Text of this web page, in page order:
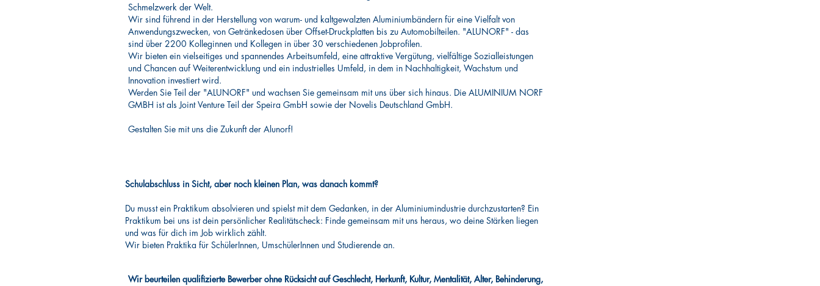
Schmelzwerk der Welt.
Wir sind führend in der Herstellung von warum- und kaltgewalzten Aluminiumbändern für eine Vielfalt von
Anwendungszwecken, von Getränkedosen über Offset-Druckplatten bis zu Automobilteilen. "ALUNORF" - das
sind über 2200 Kolleginnen und Kollegen in über 30 verschiedenen Jobprofilen.
Wir bieten ein vielseitiges und spannendes Arbeitsumfeld, eine attraktive Vergütung, vielfältige Sozialleistungen
und Chancen auf Weiterentwicklung und ein industrielles Umfeld, in dem in Nachhaltigkeit, Wachstum und
Innovation investiert wird.
Werden Sie Teil der "ALUNORF" und wachsen Sie gemeinsam mit uns über sich hinaus. Die ALUMINIUM NORF
GMBH ist als Joint Venture Teil der Speira GmbH sowie der Novelis Deutschland GmbH.
Gestalten Sie mit uns die Zukunft der Alunorf!
Schulabschluss in Sicht, aber noch kleinen Plan, was danach kommt?
Du musst ein Praktikum absolvieren und spielst mit dem Gedanken, in der Aluminiumindustrie durchzustarten? Ein
Praktikum bei uns ist dein persönlicher Realitätscheck: Finde gemeinsam mit uns heraus, wo deine Stärken liegen
und was für dich im Job wirklich zählt.
Wir bieten Praktika für SchülerInnen, UmschülerInnen und Studierende an.
Wir beurteilen qualifizierte Bewerber ohne Rücksicht auf Geschlecht, Herkunft, Kultur, Mentalität, Alter, Behinderung,